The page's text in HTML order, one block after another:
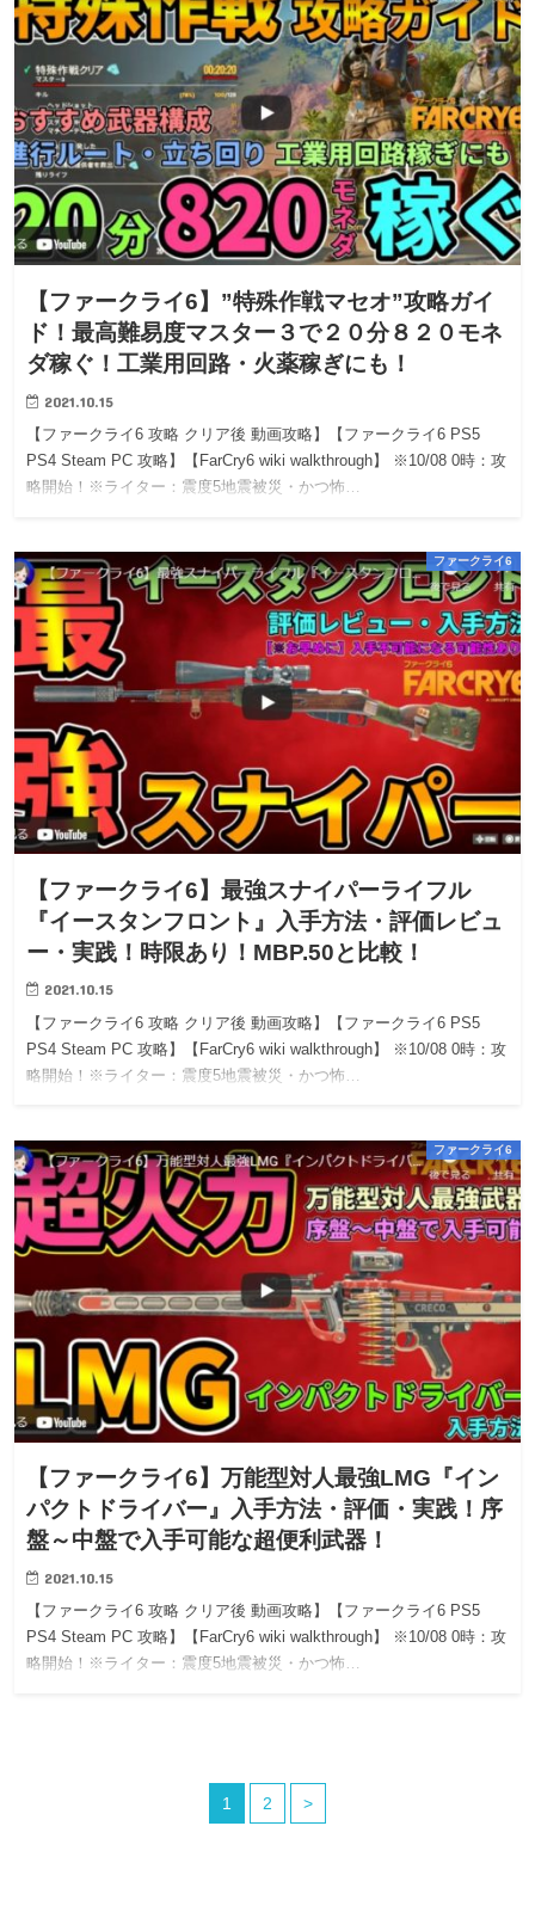
【ファークライ6】”特殊作戦マセオ”攻略ガイ
ド！最高難易度マスター３で２０分８２０モネ
ダ稼ぐ！工業用回路・火薬稼ぎにも！
2021.10.15
【ファークライ6 攻略 クリア後 動画攻略】【ファークライ6 PS5
PS4 Steam PC 攻略】【FarCry6 wiki walkthrough】 ※10/08 0時：攻
略開始！※ライター：震度5地震被災・かつ怖…
ファークライ6
【ファークライ6】最強スナイパーライフル
『イースタンフロント』入手方法・評価レビュ
ー・実践！時限あり！MBP.50と比較！
2021.10.15
【ファークライ6 攻略 クリア後 動画攻略】【ファークライ6 PS5
PS4 Steam PC 攻略】【FarCry6 wiki walkthrough】 ※10/08 0時：攻
略開始！※ライター：震度5地震被災・かつ怖…
ファークライ6
【ファークライ6】万能型対人最強LMG『イン
パクトドライバー』入手方法・評価・実践！序
盤～中盤で入手可能な超便利武器！
2021.10.15
【ファークライ6 攻略 クリア後 動画攻略】【ファークライ6 PS5
PS4 Steam PC 攻略】【FarCry6 wiki walkthrough】 ※10/08 0時：攻
略開始！※ライター：震度5地震被災・かつ怖…
1 2 >